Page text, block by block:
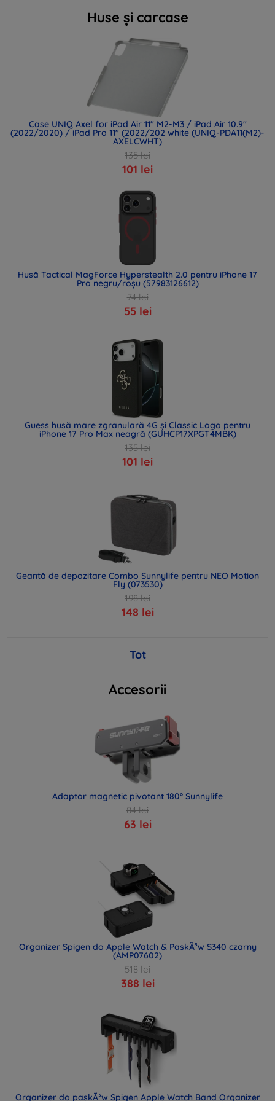
Huse și carcase
Case UNIQ Axel for iPad Air 11" M2-M3 / iPad Air 10.9"
(2022/2020) / iPad Pro 11" (2022/202 white (UNIQ-PDA11(M2)-
AXELCWHT)
135 lei
101 lei
Husă Tactical MagForce Hyperstealth 2.0 pentru iPhone 17
Pro negru/roșu (57983126612)
74 lei
55 lei
Guess husă mare zgranulară 4G și Classic Logo pentru
iPhone 17 Pro Max neagră (GUHCP17XPGT4MBK)
135 lei
101 lei
Geantă de depozitare Combo Sunnylife pentru NEO Motion
Fly (073530)
198 lei
148 lei
Tot
Accesorii
Adaptor magnetic pivotant 180° Sunnylife
84 lei
63 lei
Organizer Spigen do Apple Watch & PaskÃ³w S340 czarny
(AMP07602)
518 lei
388 lei
Organizer do paskÃ³w Spigen Apple Watch Band Organizer